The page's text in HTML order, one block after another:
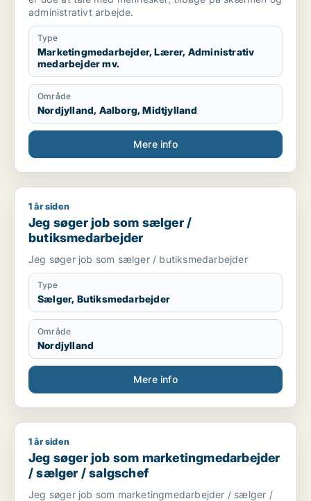
administrativt arbejde.
Type
Marketingmedarbejder, Lærer, Administrativ
medarbejder mv.
Område
Nordjylland, Aalborg, Midtjylland
Mere info
Jeg søger job som sælger / butiksmedarbejder
1 år siden
Jeg søger job som sælger /
butiksmedarbejder
Jeg søger job som sælger / butiksmedarbejder
Type
Sælger, Butiksmedarbejder
Område
Nordjylland
Mere info
Jeg søger job som marketingmedarbejder / sælger /
1 år siden
Jeg søger job som marketingmedarbejder
/ sælger / salgschef
Jeg søger job som marketingmedarbejder / sælger /